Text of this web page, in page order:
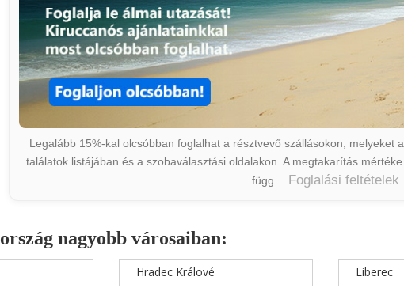
Legalább 15%-kal olcsóbban foglalhat a résztvevő szállásokon, melyeket
találatok listájában és a szobaválasztási oldalakon. A megtakarítás
függ.
Foglalási feltételek
nagyobb városaiban:
Hradec Králové Liberec